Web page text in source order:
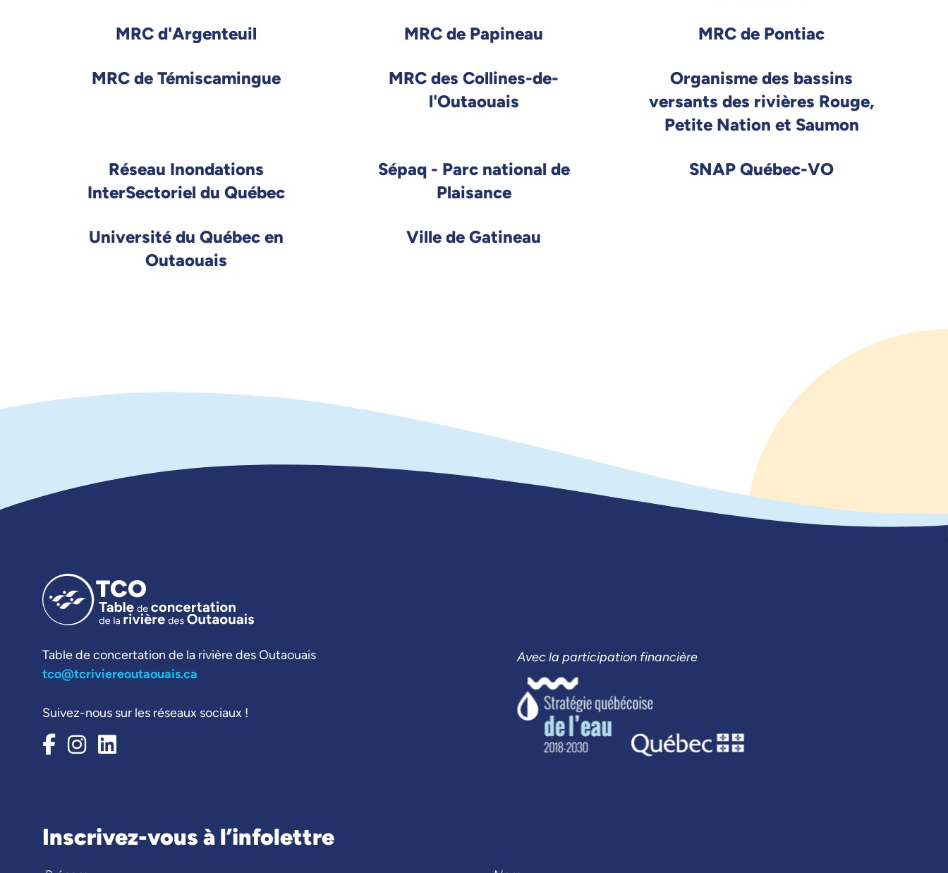
MRC d'Argenteuil MRC de Papineau MRC de Pontiac
MRC de Témiscamingue
MRC des Collines-de-
l'Outaouais
Organisme des bassins
versants des rivières Rouge,
Petite Nation et Saumon
Réseau Inondations
InterSectoriel du Québec
Sépaq - Parc national de
Plaisance
SNAP Québec-VO
Université du Québec en
Outaouais
Ville de Gatineau
Table de concertation de la rivière des Outaouais
tco@tcriviereoutaouais.ca
Suivez-nous sur les réseaux sociaux !
Avec la participation financière
Inscrivez-vous à l’infolettre